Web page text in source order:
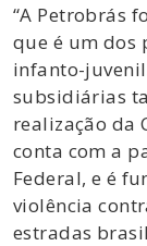
“A Petrobrás
que é um dos
infanto-
subsidiárias
realização da
conta com a
Federal, e é
violência
estradas